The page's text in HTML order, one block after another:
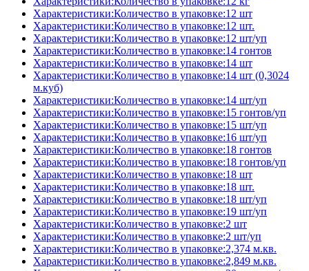
Характеристики:Количество в упаковке:12 шт
Характеристики:Количество в упаковке:12 шт.
Характеристики:Количество в упаковке:12 шт/уп
Характеристики:Количество в упаковке:14 гонтов
Характеристики:Количество в упаковке:14 шт
Характеристики:Количество в упаковке:14 шт (0,3024
м.куб)
Характеристики:Количество в упаковке:14 шт/уп
Характеристики:Количество в упаковке:15 гонтов/уп
Характеристики:Количество в упаковке:15 шт/уп
Характеристики:Количество в упаковке:16 шт/уп
Характеристики:Количество в упаковке:18 гонтов
Характеристики:Количество в упаковке:18 гонтов/уп
Характеристики:Количество в упаковке:18 шт
Характеристики:Количество в упаковке:18 шт.
Характеристики:Количество в упаковке:18 шт/уп
Характеристики:Количество в упаковке:19 шт/уп
Характеристики:Количество в упаковке:2 шт
Характеристики:Количество в упаковке:2 шт/уп
Характеристики:Количество в упаковке:2,374 м.кв.
Характеристики:Количество в упаковке:2,849 м.кв.